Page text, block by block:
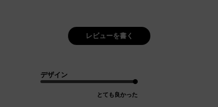
レビューを書く
デザイン
とても良かった